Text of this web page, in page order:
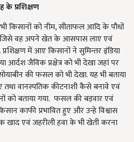
के प्रशिक्षण
किसानों को नीम, सीताफल आदि के पौधों
जिसे वह अपने खेत के आसपास लाए एवं
में आए किसानों ने सुमिन्तर इंडिया
आर्दश जैविक प्रक्षेत्र को भी देखा जहां पर
की फसल को भी देखा. यह भी बताया
वानस्पतिक कीटनाशी कैसे बनावे एवं
को बताया गया. फसल की बड़वार एवं
काफी प्रभावित हुए और उन्हे विश्वास
खाद एवं जहरीली हवा के भी खेती करना